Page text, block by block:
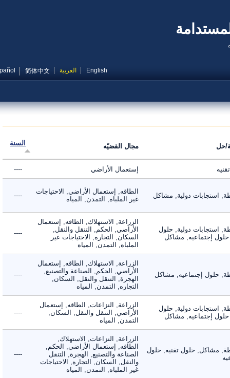
English العربية 简体中文
Español
مجال القضيّه السنة
إستعمال الأراضي ----
استجابات دولية, مشاكل
الطاقه, إستعمال الأراضي, الاحتياجات
غير الملباه, التمدن, المياه
----
استجابات دولية, حلول
إجتماعيه, مشاكل
الزراعة, الاستهلاك, الطاقه, إستعمال
الأراضي, الحكم, التنقل والنقل,
السكان, التجاره, الاحتياجات غير
الملباه, التمدن, المياه
----
حلول إجتماعيه, مشاكل
الزراعة, الاستهلاك, الطاقه, إستعمال
الأراضي, الحكم, الصناعة والتصنيع,
الهجرة, التنقل والنقل, السكان,
التجاره, التمدن, المياه
----
استجابات دولية, حلول
إجتماعيه, مشاكل
الزراعة, النزاعات, الطاقه, إستعمال
الأراضي, التنقل والنقل, السكان,
التمدن, المياه
----
مشاكل, حلول تقنيه, حلول
الزراعة, النزاعات, الاستهلاك,
الطاقه, إستعمال الأراضي, الحكم,
الصناعة والتصنيع, الهجرة, التنقل
والنقل, السكان, التجاره, الاحتياجات
غير الملباه, التمدن, المياه
----